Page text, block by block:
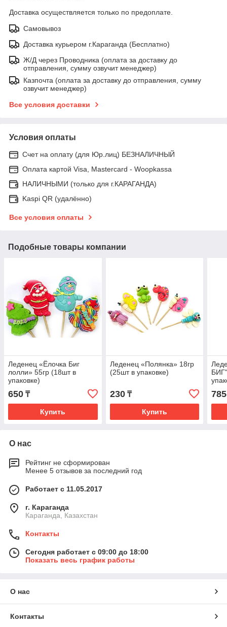
Доставка осуществляется только по предоплате.
Самовывоз
Доставка курьером г.Караганда (Бесплатно)
Ж/Д через Проводника (оплата за доставку до
отправления, сумму озвучит менеджер)
Казпочта (оплата за доставку до отправления, сумму
озвучит менеджер)
Все условия доставки
Условия оплаты
Счет на оплату (для Юр.лиц) БЕЗНАЛИЧНЫЙ
Оплата картой Visa, Mastercard - Woopkassa
НАЛИЧНЫМИ (только для г.КАРАГАНДА)
Kaspi QR (удалённо)
Все условия оплаты
Подобные товары компании
Леденец «Ёлочка Биг
лолли» 55гр (18шт в
упаковке)
650 ₸
Купить
Леденец «Полянка» 18гр
(25шт в упаковке)
230₸
Купить
785
О нас
Рейтинг не сформирован
Менее 5 отзывов за последний год
Работает с 11.05.2017
г. Караганда
Караганда, Казахстан
Контакты
Сегодня работает с 09:00 до 18:00
Показать весь график работы
О нас
Контакты